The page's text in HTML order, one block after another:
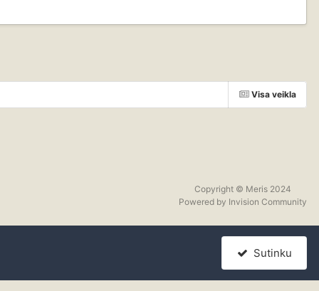
Visa veikla
Copyright © Meris 2024
Powered by Invision Community
Sutinku